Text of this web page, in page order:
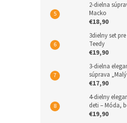
2-dielna
Macko
€18,90
3dielny set
Teedy
€19,90
3-dielna
súprava
€17,90
4-dielny
deti – Móda,
€19,90